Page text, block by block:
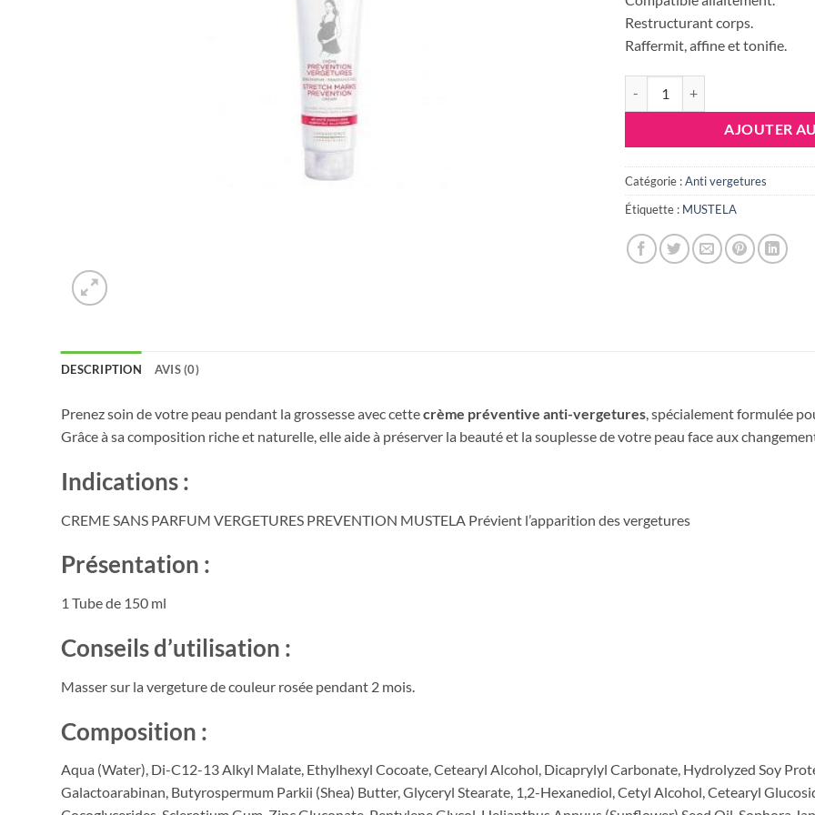
Restructurant corps.
Raffermit, affine et tonifie.
AJOUTER
Catégorie :Anti vergetures
Étiquette : MUSTELA
DESCRIPTION AVIS (0)
Prenez soin de votre peau pendant la grossesse avec cettecrème préventive anti-vergetures, spécialement formulée
Grâce à sa composition riche et naturelle, elle aide à préserver la beauté et la souplesse de votre peau face aux
Indications :
CREME SANS PARFUM VERGETURES PREVENTION MUSTELA Prévient l’apparition des vergetures
Présentation :
1 Tube de 150 ml
Conseils d’utilisation :
Masser sur la vergeture de couleur rosée pendant 2 mois.
Composition :
Aqua (Water), Di-C12-13 Alkyl Malate, Ethylhexyl Cocoate, Cetearyl Alcohol, Dicaprylyl Carbonate, Hydrolyzed Soy
Galactoarabinan, Butyrospermum Parkii (Shea) Butter, Glyceryl Stearate, 1,2-Hexanediol, Cetyl Alcohol, Cetearyl